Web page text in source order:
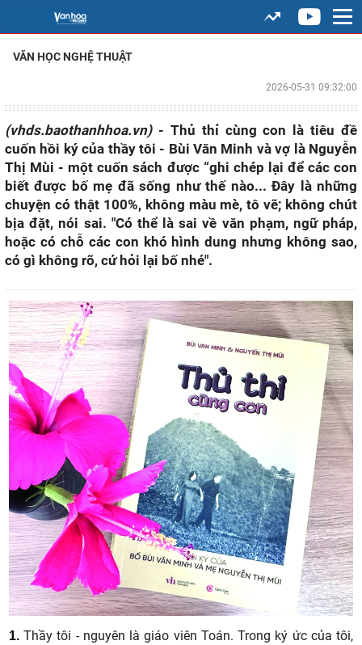
VĂN HỌC NGHỆ THUẬT
2026-05-31 09:32:00
(vhds.baothanhhoa.vn)- Thủ thỉ cùng con là tiêu đề
cuốn hồi ký của thầy tôi - Bùi Văn Minh và vợ là Nguyễn
Thị Mùi - một cuốn sách được “ghi chép lại để các con
biết được bố mẹ đã sống như thế nào... Đây là những
chuyện có thật 100%, không màu mè, tô vẽ; không chút
bịa đặt, nói sai. "Có thể là sai về văn phạm, ngữ pháp,
hoặc có chỗ các con khó hình dung nhưng không sao,
có gì không rõ, cứ hỏi lại bố nhé".
1. Thầy tôi - nguyên là giáo viên Toán. Trong ký ức của tôi,